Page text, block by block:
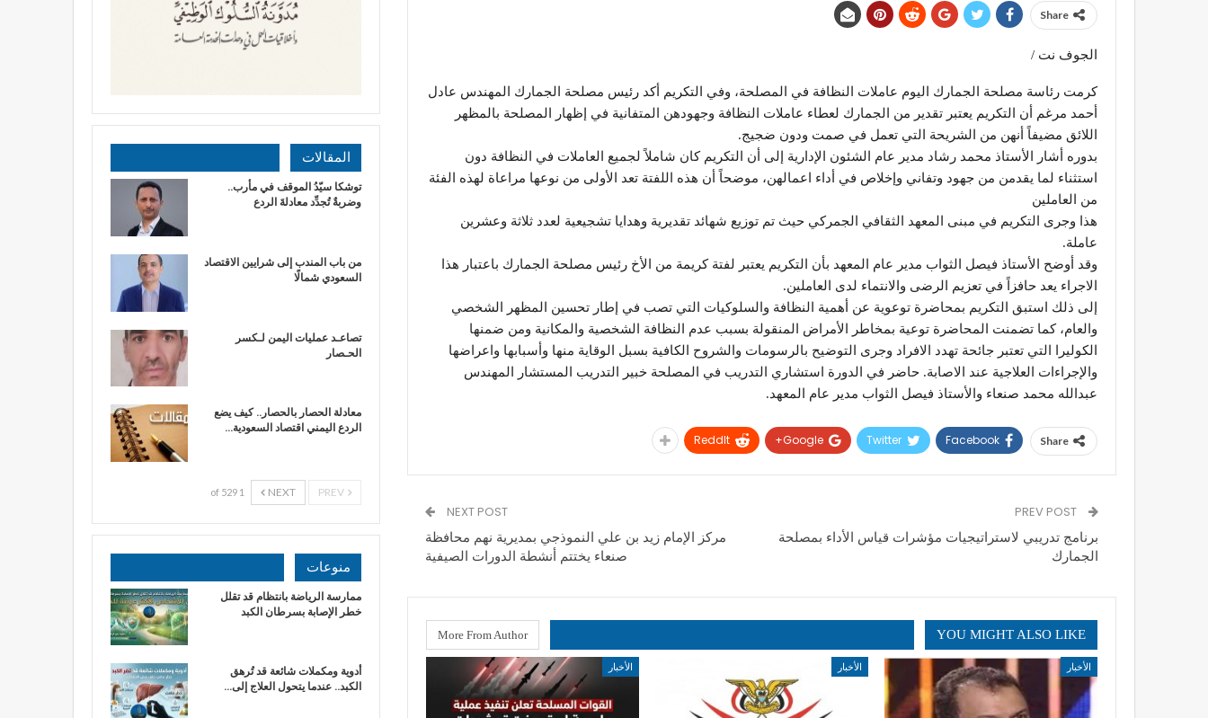
Share
الجوف نت /
كرمت رئاسة مصلحة الجمارك اليوم عاملات النظافة في المصلحة، وفي التكريم أكد رئيس مصلحة الجمارك المهندس عادل
أحمد مرغم أن التكريم يعتبر تقدير من الجمارك لعطاء عاملات النظافة وجهودهن المتفانية في إظهار المصلحة بالمظهر
اللائق مضيفاً أنهن من الشريحة التي تعمل في صمت ودون ضجيج.
بدوره أشار الأستاذ محمد رشاد مدير عام الشئون الإدارية إلى أن التكريم كان شاملاً لجميع العاملات في النظافة دون
استثناء لما يقدمن من جهود وتفاني وإخلاص في أداء اعمالهن، موضحاً أن هذه اللفتة تعد الأولى من نوعها مراعاة لهذه الفئة
من العاملين
هذا وجرى التكريم في مبنى المعهد الثقافي الجمركي حيث تم توزيع شهائد تقديرية وهدايا تشجيعية لعدد ثلاثة وعشرين
عاملة.
وقد أوضح الأستاذ فيصل الثواب مدير عام المعهد بأن التكريم يعتبر لفتة كريمة من الأخ رئيس مصلحة الجمارك باعتبار هذا
الاجراء يعد حافزاً في تعزيم الرضى والانتماء لدى العاملين.
إلى ذلك استبق التكريم بمحاضرة توعوية عن أهمية النظافة والسلوكيات التي تصب في إطار تحسين المظهر الشخصي
والعام، كما تضمنت المحاضرة توعية بمخاطر الأمراض المنقولة بسبب عدم النظافة الشخصية والمكانية ومن ضمنها
الكوليرا التي تعتبر جائحة تهدد الافراد وجرى التوضيح بالرسومات والشروح الكافية بسبل الوقاية منها وأسبابها واعراضها
والإجراءات العلاجية عند الاصابة. حاضر في الدورة استشاري التدريب في المصلحة خبير التدريب المستشار المهندس
عبدالله محمد صنعاء والأستاذ فيصل الثواب مدير عام المعهد.
Share
Facebook
Twitter
Google+
ReddIt
برنامج تدريبي لاستراتيجيات مؤشرات قياس الأداء بمصلحة
الجمارك
NEXT POST
مركز الإمام زيد بن علي النموذجي بمديرية نهم محافظة
صنعاء يختتم أنشطة الدورات الصيفية
YOU MIGHT ALSO LIKE
More From Author
الأخبار الأخبار الأخبار
المقالات
توشكا سيّدُ الموقف في مأرب..
وضربةٌ تُجدِّد معادلةَ الردع
من باب المندب إلى شرايين الاقتصاد
السعودي شمالًا
تصاعـد عمليات اليمن لـكسر
الحـصار
معادلة الحصار بالحصار.. كيف يضع
الردع اليمني اقتصاد السعودية…
NEXT
1 of 529
منوعات
ممارسة الرياضة بانتظام قد تقلل
خطر الإصابة بسرطان الكبد
أدوية ومكملات شائعة قد تُرهق
الكبد.. عندما يتحول العلاج إلى…